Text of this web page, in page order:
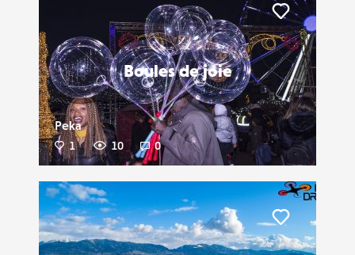
Boules de joie
Peka
1 10 0
Liker
Liker